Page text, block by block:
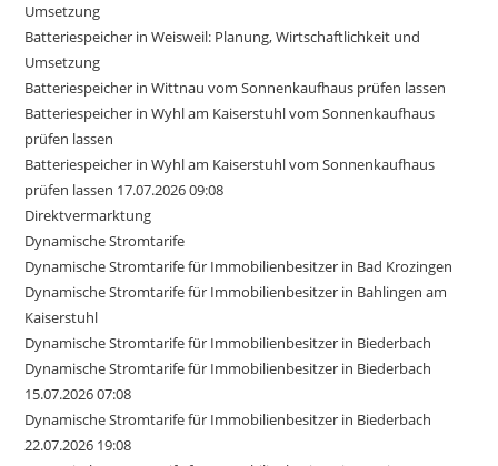
Umsetzung
Batteriespeicher in Weisweil: Planung, Wirtschaftlichkeit und
Umsetzung
Batteriespeicher in Wittnau vom Sonnenkaufhaus prüfen lassen
Batteriespeicher in Wyhl am Kaiserstuhl vom Sonnenkaufhaus
prüfen lassen
Batteriespeicher in Wyhl am Kaiserstuhl vom Sonnenkaufhaus
prüfen lassen 17.07.2026 09:08
Direktvermarktung
Dynamische Stromtarife
Dynamische Stromtarife für Immobilienbesitzer in Bad Krozingen
Dynamische Stromtarife für Immobilienbesitzer in Bahlingen am
Kaiserstuhl
Dynamische Stromtarife für Immobilienbesitzer in Biederbach
Dynamische Stromtarife für Immobilienbesitzer in Biederbach
15.07.2026 07:08
Dynamische Stromtarife für Immobilienbesitzer in Biederbach
22.07.2026 19:08